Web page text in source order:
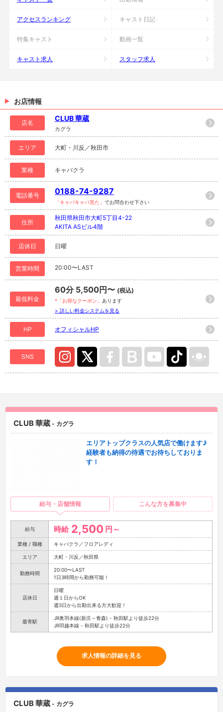
アクセスランキング キャスト日記
特集キャスト 動画一覧
キャスト求人 スタッフ求人
お店情報
店名
CLUB 華蔵
カグラ
エリア 大町・川反／秋田市
業種 キャバクラ
電話番号 0188-74-9287
「キャバキャバ見た」 でお問合わせ下さい
住所
秋田県秋田市大町5丁目4-22
AKITA ASビル4階
店休日 日曜
営業時間 20:00〜LAST
最低料金
60分 5,500円〜 (税込)
*「お得なクーポン」 あります
> 詳しい料金システムを見る
HP オフィシャルHP
SNS
CLUB 華蔵 - カグラ
エリアトップクラスの人気店で働けます♪
経験者も納得の待遇でお待ちしておりま
す！
給与・店舗情報 こんな方を募集中
給与 時給 2,500 円～
業種 / 職種 キャバクラ／フロアレディ
エリア 大町・川反／秋田県
勤務時間
20:00〜LAST
1日3時間から勤務可能！
店休日
日曜
週１日からOK
週3日から出勤出来る方大歓迎！
最寄駅
JR奥羽本線(新庄～青森) - 秋田駅より徒歩22分
JR羽越本線 - 秋田駅より徒歩22分
求人情報の詳細を見る
CLUB 華蔵 - カグラ